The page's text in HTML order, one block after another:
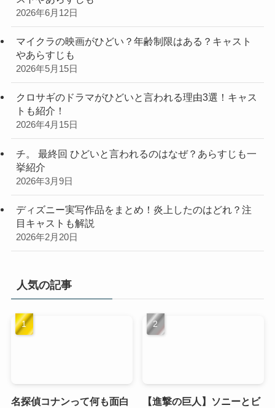
2026年6月12日
マイクラの映画がひどい？年齢制限はある？キャスト
やあらすじも
2026年5月15日
クロサギのドラマがひどいと言われる理由3選！キャス
トも紹介！
2026年4月15日
チ。 最終回 ひどいと言われるのはなぜ？あらすじも一
挙紹介
2026年3月9日
ディズニー実写作品をまとめ！炎上したのはどれ？注
目キャストも解説
2026年2月20日
人気の記事
名探偵コナンって何も面白
【進撃の巨人】ソニーとビ